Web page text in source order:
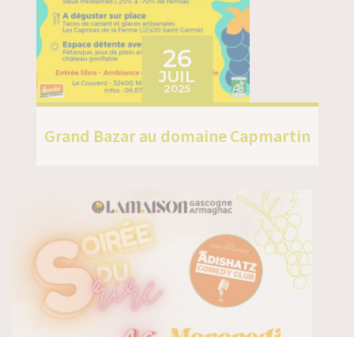
LE
26
JUIL
2025
Grand Bazar au domaine Capmartin